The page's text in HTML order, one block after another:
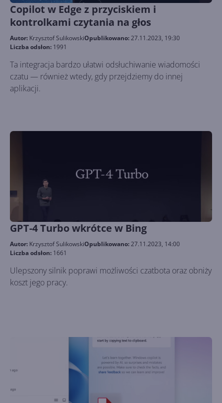
Copilot w Edge z przyciskiem i
kontrolkami czytania na głos
Autor: Krzysztof SulikowskiOpublikowano:27.11.2023, 19:30
Liczba odsłon: 1991
Ta integracja bardzo ułatwi odsłuchiwanie wiadomości
czatu — również wtedy, gdy przejdziemy do innej
aplikacji.
GPT-4 Turbo wkrótce w Bing
Autor: Krzysztof SulikowskiOpublikowano:27.11.2023, 14:00
Liczba odsłon: 1661
Ulepszony silnik poprawi możliwości czatbota oraz obniży
koszt jego pracy.